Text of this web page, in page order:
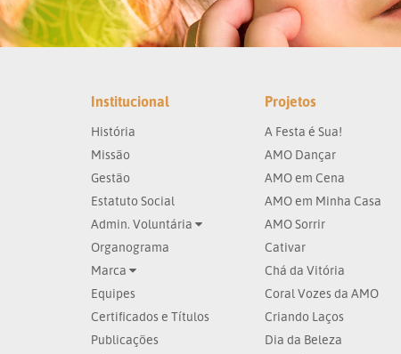
Institucional
História
Missão
Gestão
Estatuto Social
Admin. Voluntária
Organograma
Marca
Equipes
Certificados e Títulos
Publicações
Projetos
A Festa é Sua!
AMO Dançar
AMO em Cena
AMO em Minha Casa
AMO Sorrir
Cativar
Chá da Vitória
Coral Vozes da AMO
Criando Laços
Dia da Beleza